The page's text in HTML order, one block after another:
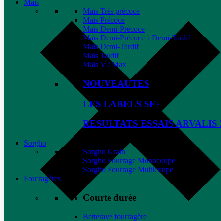
Maïs
Maïs Très précoce
Maïs Précoce
Maïs Demi-Précoce
Maïs Demi-Précoce à Demi-Tardif
Maïs Demi-Tardif
Maïs Tardif
Maïs V2 Max
NOUVEAUTES
LES LABELS SF+
RESULTATS ESSAIS ARVALIS
Sorgho
Sorgho Grain
Sorgho Fourrage Monocoupe
Sorgho Fourrage Multicoupe
Fourragères
Courte durée
Betterave fourragère